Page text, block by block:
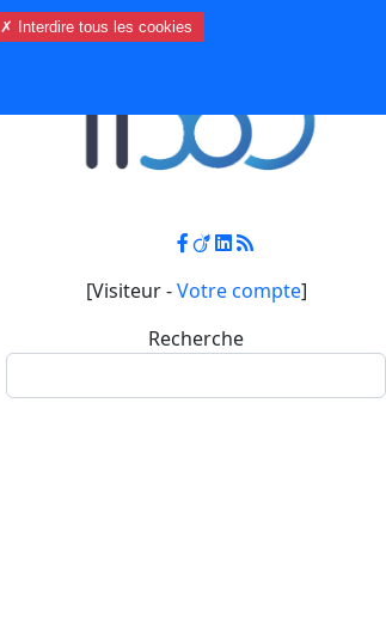
Mon compte
[Visiteur -Votre compte]
Recherche
✗ Interdire tous les cookies